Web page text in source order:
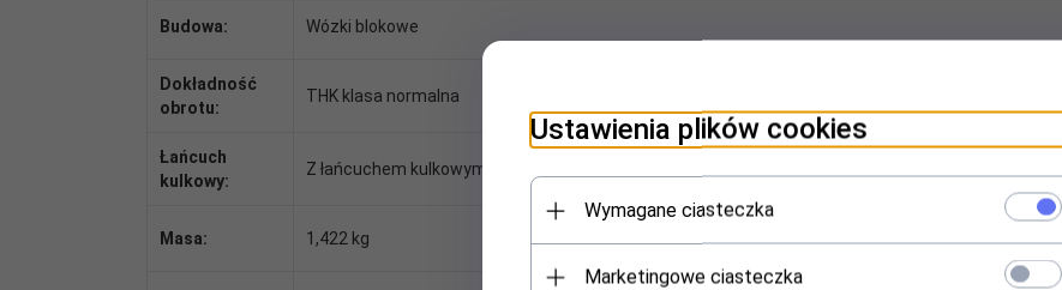
Budowa: Wózki blokowe
Dokładność
obrotu:
THK klasa normalna
Łańcuch
kulkowy:
Z łańcuchem kulkowym
Masa: 1,422 kg
Ustawienia plików cookies
Wymagane ciasteczka
Marketingowe ciasteczka